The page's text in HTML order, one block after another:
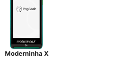
Moderninha X